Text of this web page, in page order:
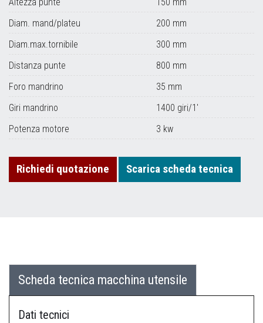
Diam. mand/plateu
200 mm
Diam.max.tornibile
300 mm
Distanza punte
800 mm
Foro mandrino
35 mm
Giri mandrino
1400 giri/1'
Potenza motore
3 kw
Richiedi quotazione Scarica scheda tecnica
Scheda tecnica macchina utensile
Dati tecnici